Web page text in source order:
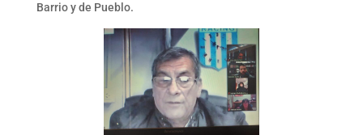
Barrio y de Pueblo.